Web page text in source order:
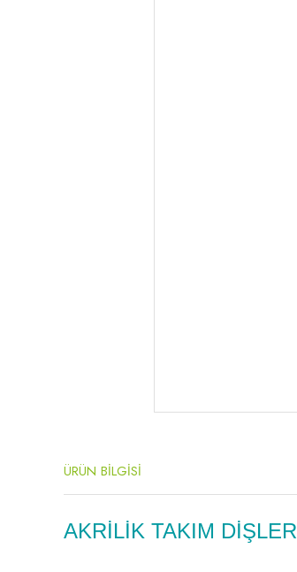
ÜRÜN BİLGİSİ
AKRİLİK TAKIM DİŞLER